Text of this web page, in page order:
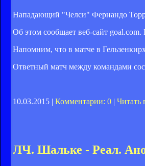
Нападающий "Челси" Фернандо
Об этом сообщает веб-сайт
Напомним, что в матче в
Ответный матч между командами
10.03.2015 | Комментарии: 0 | Читать
ЛЧ. Шальке - Реал.